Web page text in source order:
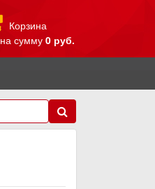
Корзина
на сумму 0 руб.